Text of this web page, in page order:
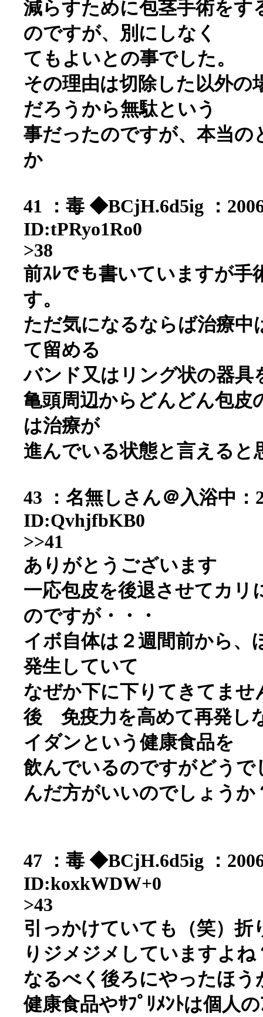
減らすために包茎手術をす
のですが、別にしなく
てもよいとの事でした。
その理由は切除した以外の
だろうから無駄という
事だったのですが、本当
か
41 ：毒 ◆BCjH.6d5ig ：
ID:tPRyo1Ro0
>38
前ｽﾚでも書いていますが手
す。
ただ気になるならば治療中
て留める
バンド又はリング状の器具
亀頭周辺からどんどん包皮
は治療が
進んでいる状態と言えると
43 ：名無しさん＠入浴中：
ID:QvhjfbKB0
>>41
ありがとうございます
一応包皮を後退させてカリ
のですが・・・
イボ自体は２週間前から、
発生していて
なぜか下に下りてきてませ
後 免疫力を高めて再発し
イダンという健康食品を
飲んでいるのですがどう
んだ方がいいのでしょうか
47 ：毒 ◆BCjH.6d5ig ：
ID:koxkWDW+0
>43
引っかけていても（笑）
りジメジメしていますよね
なるべく後ろにやったほ
健康食品やｻﾌﾟﾘﾒﾝﾄは個人